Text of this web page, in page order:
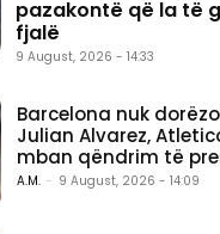
pazakontë që la të
fjalë
9 August, 2026 - 14:33
Barcelona nuk
Julian Alvarez,
mban qëndrim të
A.M. - 9 August, 2026 - 14:09